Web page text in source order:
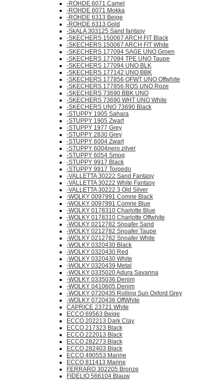
-ROHDE 6071 Camel
-ROHDE 6071 Mokka
-ROHDE 6313 Beige
-ROHDE 6313 Gold
-SkALA 303125 Sand fantasy
-SKECHERS 150067 ARCH FIT Black
-SKECHERS 150067 ARCH FIT White
-SKECHERS 177094 SAGE UNO Groen
-SKECHERS 177094 TPE UNO Taupe
-SKECHERS 177094 UNO BLK
-SKECHERS 177142 UNO BBK
-SKECHERS 177856 OFWT UNO Offwhite
-SKECHERS 177856 ROS UNO Roze
-SKECHERS 73690 BBK UNO
-SKECHERS 73690 WHT UNO White
-SKECHERS UNO 73690 Black
-STUPPY 1905 Sahara
-STUPPY 1905 Zwart
-STUPPY 1977 Grey
-STUPPY 2830 Grey
-STUPPY 6004 Zwart
-STUPPY 6004nero zilver
-STUPPY 6054 Smog
-STUPPY 9917 Black
-STUPPY 9917 Torpedo
-VALLETTA 30222 Sand Fantasy
-VALLETTA 30222 White Fantasy
-VALLETTA 30222.3 Old Silver
-WOLKY 0097991 Comrie Black
-WOLKY 0097991 Comrie Blue
-WOLKY 0178310 Charlotte Blue
-WOLKY 0178310 Charlotte Offwhite
-WOLKY 0212782 Snoafer Sand
-WOLKY 0212782 Snoafer Taupe
-WOLKY 0212782 Snoafer White
-WOLKY 0320430 Black
-WOLKY 0320430 Red
-WOLKY 0320430 White
-WOLKY 0320439 Metal
-WOLKY 0335020 Adura Savanna
-WOLKY 0335036 Denim
-WOLKY 0410605 Denim
-WOLKY 0720435 Rolling Sun Oxford Grey
-WOLKY 0720436 OffWhite
CAPRICE 23721 White
ECCO 69563 Beige
ECCO 202213 Dark Clay
ECCO 217323 Black
ECCO 222013 Black
ECCO 282273 Black
ECCO 282403 Black
ECCO 490553 Marine
ECCO 811413 Marine
FERRARO 302205 Bronze
FIDELIO 566104 Blauw